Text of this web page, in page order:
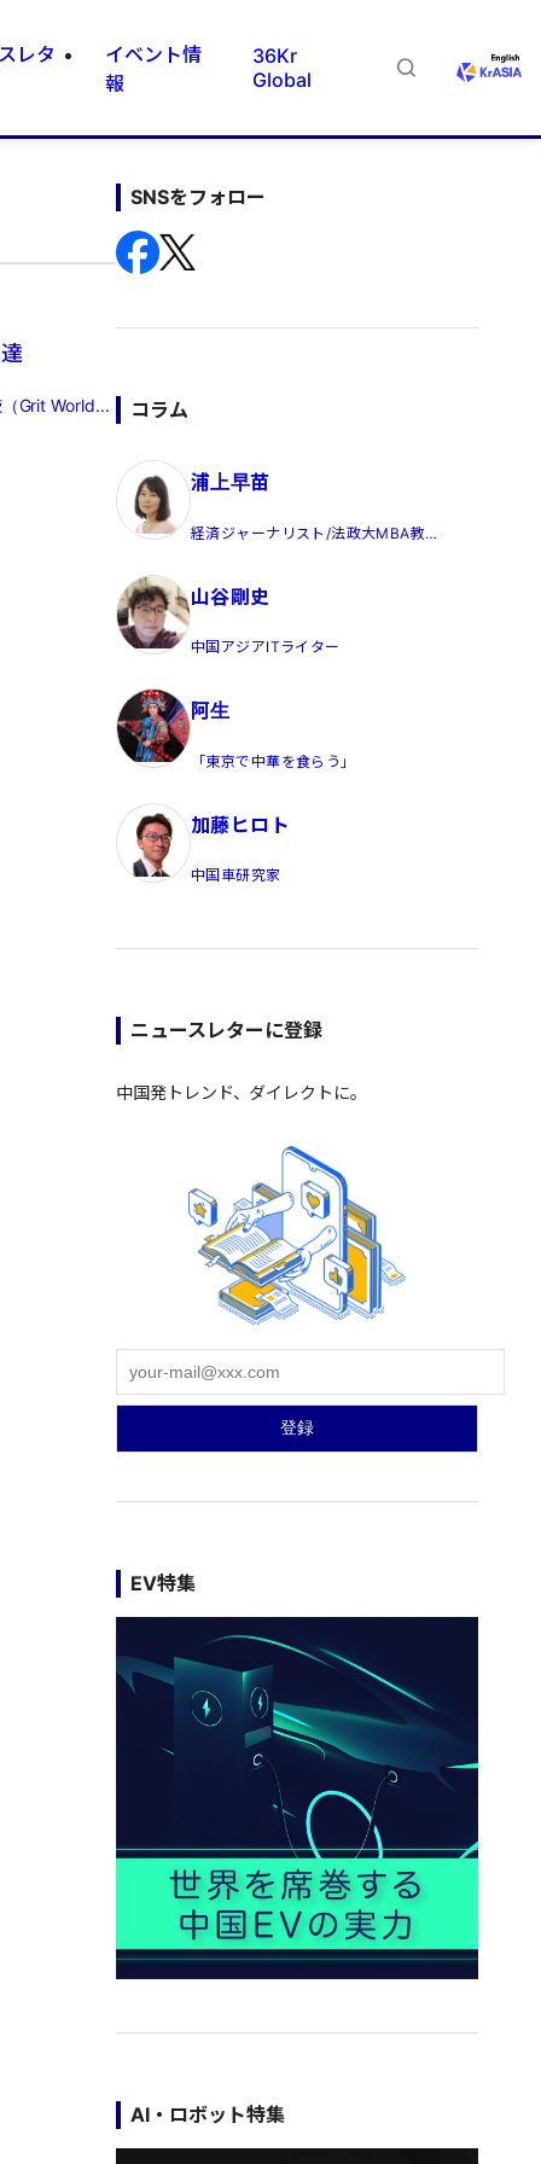
レタ
イベント情
報
36Kr
Global
Grit World...
SNSをフォロー
コラム
浦上早苗
経済ジャーナリスト/法政大MBA教
山谷剛史
中国アジアITライター
阿生
「東京で中華を食らう」
加藤ヒロト
中国車研究家
ニュースレターに登録
中国発トレンド、ダイレクトに。
EV特集
AI・ロボット特集